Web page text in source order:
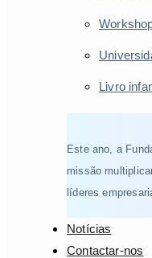
Livro
Este ano, a
missão
líderes
Notícias
Contactar-nos